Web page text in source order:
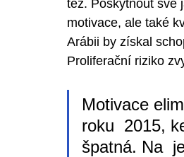
též. Poskytnout své
motivace, ale také
Arábii by získal
Proliferační riziko
Motivace
roku  2015,
špatná. Na